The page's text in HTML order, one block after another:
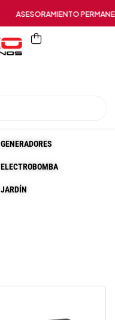
ASESORAMIENTO
GENERADORES
ELECTROBOMBA
JARDÍN